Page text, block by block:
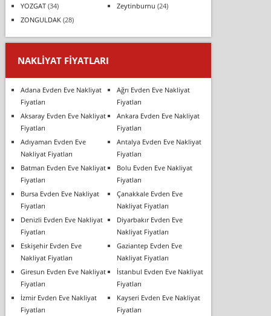
YOZGAT(34) Zeytinburnu (24)
ZONGULDAK(28)
NAKLIYAT FIYATLARI
Adana Evden Eve Nakliyat
Fiyatları
Ağrı Evden Eve Nakliyat
Fiyatları
Aksaray Evden Eve Nakliyat
Fiyatları
Ankara Evden Eve Nakliyat
Fiyatları
Adıyaman Evden Eve
Nakliyat Fiyatları
Antalya Evden Eve Nakliyat
Fiyatları
Batman Evden Eve Nakliyat
Fiyatları
Bolu Evden Eve Nakliyat
Fiyatları
Bursa Evden Eve Nakliyat
Fiyatları
Çanakkale Evden Eve
Nakliyat Fiyatları
Denizli Evden Eve Nakliyat
Fiyatları
Diyarbakır Evden Eve
Nakliyat Fiyatları
Eskişehir Evden Eve
Nakliyat Fiyatları
Gaziantep Evden Eve
Nakliyat Fiyatları
Giresun Evden Eve Nakliyat
Fiyatları
İstanbul Evden Eve Nakliyat
Fiyatları
İzmir Evden Eve Nakliyat
Fiyatları
Kayseri Evden Eve Nakliyat
Fiyatları